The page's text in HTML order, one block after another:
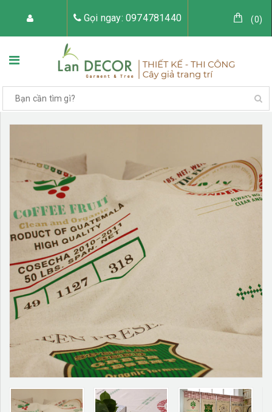
Gọi ngay: 0974781440 (0)
TRANG CHỦ VỀ LAN DECOR
CÂY GIẢ TRANG TRÍ TIỂU CẢNH CÂY GIẢ
TƯỜNG CÂY GIẢ
TƯ VẤN LIÊN HỆ